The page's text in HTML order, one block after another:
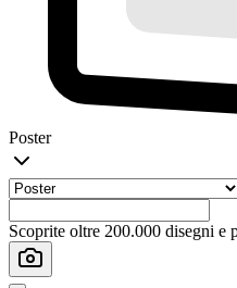
Poster
Scoprite oltre 200.000 disegni e